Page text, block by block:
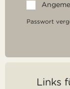
Passwort
Links